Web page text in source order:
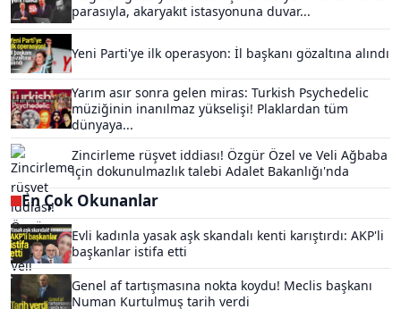
parasıyla, akaryakıt istasyonuna duvar...
Yeni Parti'ye ilk operasyon: İl başkanı gözaltına alındı
Yarım asır sonra gelen miras: Turkish Psychedelic
müziğinin inanılmaz yükselişi! Plaklardan tüm
dünyaya...
Zincirleme rüşvet iddiası! Özgür Özel ve Veli Ağbaba
için dokunulmazlık talebi Adalet Bakanlığı'nda
En Çok Okunanlar
Evli kadınla yasak aşk skandalı kenti karıştırdı: AKP'li
başkanlar istifa etti
Genel af tartışmasına nokta koydu! Meclis başkanı
Numan Kurtulmuş tarih verdi